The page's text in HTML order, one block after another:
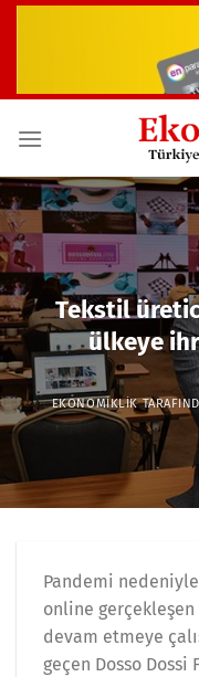
Tekstil
ülkeye
EKONOMIKLIK
Pandemi
online
devam etmeye
geçen Dosso Dossi